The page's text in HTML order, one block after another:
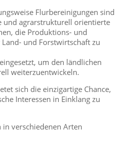
Flurbereinigungen sind
und agrarstrukturell orientierte
die Produktions- und
und Forstwirtschaft zu
um den ländlichen
weiterzuentwickeln.
sich die einzigartige Chance,
Interessen in Einklang zu
verschiedenen Arten